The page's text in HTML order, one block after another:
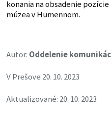
konania na obsadenie
múzea v Humennom.
Autor: Oddelenie
V Prešove 20. 10. 2023
Aktualizované: 20. 10. 2023